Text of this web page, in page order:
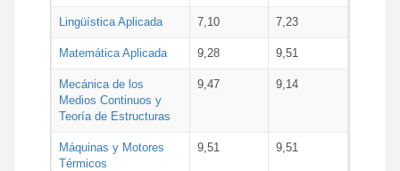
Lingüística Aplicada 7,10 7,23
Matemática Aplicada 9,28 9,51
Mecánica de los
Medios Continuos y
Teoría de Estructuras
9,47 9,14
Máquinas y Motores
Térmicos
9,51 9,51